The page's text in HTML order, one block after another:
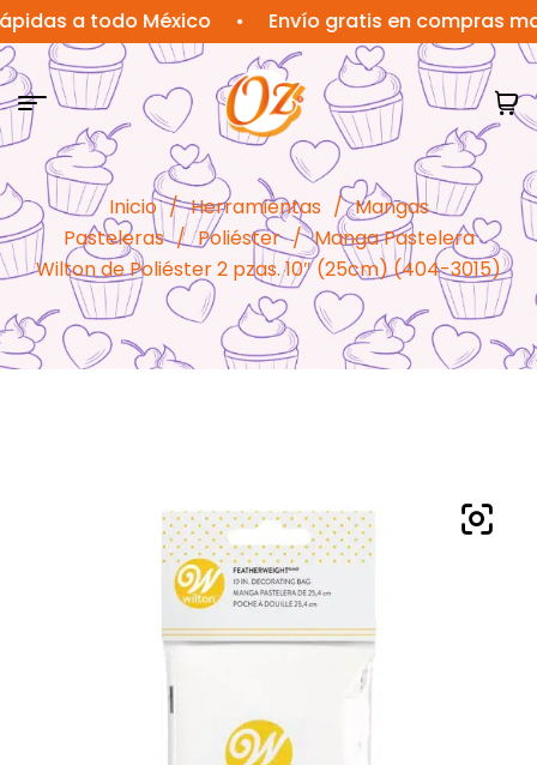
a todo México • Envío gratis en compras
Inicio / Herramientas / Mangas
Pasteleras / Poliéster / Manga Pastelera
Wilton de Poliéster 2 pzas. 10″ (25cm) (404-3015)